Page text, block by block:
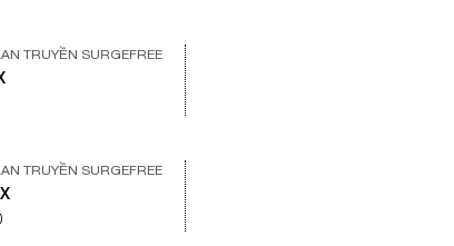
TRUYỀN SURGEFREE
TRUYỀN SURGEFREE